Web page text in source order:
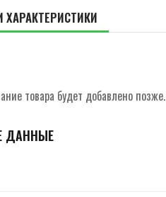
ХАРАКТЕРИСТИКИ
товара будет добавлено позже.
ДАННЫЕ